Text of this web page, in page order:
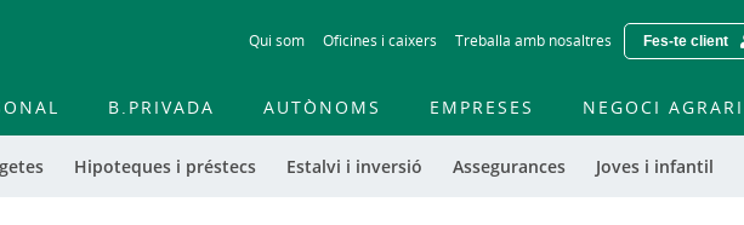
to
contentt
Qui som Oficines i caixers Treballa amb nosaltres Fes-te client
Hipoteques i préstecs Estalvi i inversió Assegurances Joves i infantil
B.PRIVADA AUTÒNOMS EMPRESES NEGOCI AGRARI